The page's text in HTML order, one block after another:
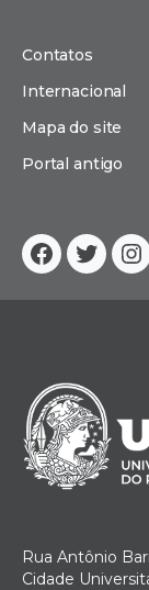
Facebook
Contatos
Internacional
Mapa do site
Portal antigo
Rua Antônio
Cidade